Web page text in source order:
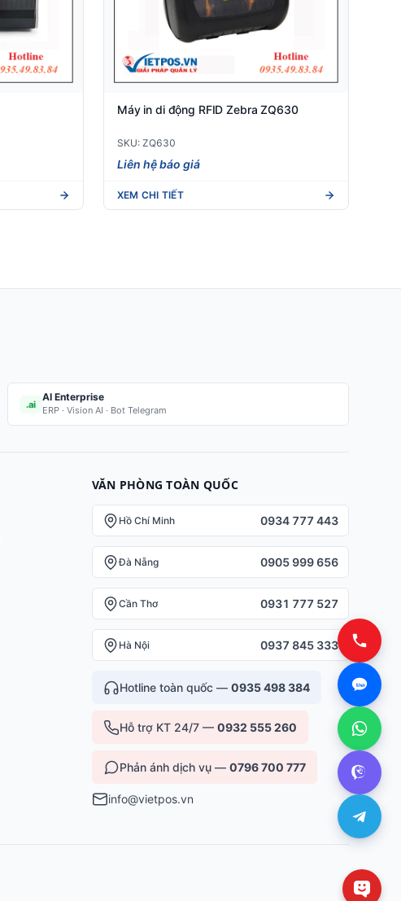
Máy in di động RFID Zebra ZQ630
SKU: ZQ630
Liên hệ báo giá
XEM CHI TIẾT
.ai
AI Enterprise
ERP · Vision AI · Bot Telegram
VĂN PHÒNG TOÀN QUỐC
Hồ Chí Minh 0934 777 443
Đà Nẵng 0905 999 656
Cần Thơ 0931 777 527
Hà Nội 0937 845 333
Hotline toàn quốc — 0935 498 384
Hỗ trợ KT 24/7 — 0932 555 260
Phản ánh dịch vụ — 0796 700 777
info@vietpos.vn